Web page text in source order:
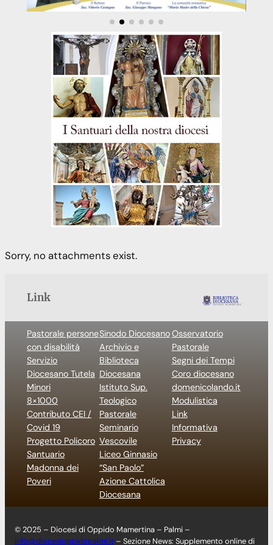
Sorry, no attachments exist.
Link
Pastorale persone
con disabilità
Servizio
Diocesano Tutela
Minori
8×1000
Contributo CEI /
Covid 19
Progetto Policoro
Santuario
Madonna dei
Poveri
Sinodo Diocesano
Archivio e
Biblioteca
Diocesana
Istituto Sup.
Teologico
Pastorale
Seminario
Vescovile
Liceo Ginnasio
“San Paolo”
Azione Cattolica
Diocesana
Osservatorio
Pastorale
Segni dei Tempi
Coro diocesano
domenicolando.it
Modulistica
Link
Informativa
Privacy
© 2025 – Diocesi di Oppido Mamertina – Palmi –
info@diocesioppidopalmi.it – Sezione News: Supplemento online di